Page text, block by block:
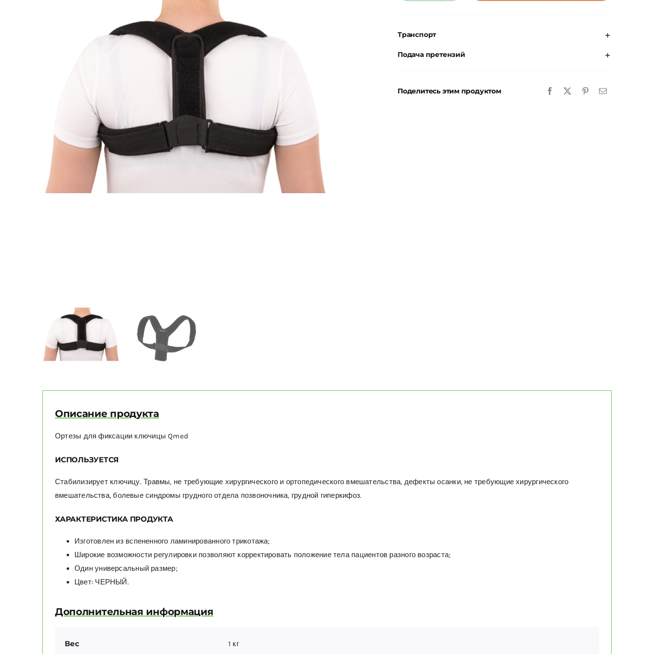
для
фиксации
Транспорт
Подача претензий
Поделитесь этим продуктом
Описание продукта
Ортезы для фиксации ключицы Qmed
ИСПОЛЬЗУЕТСЯ
Стабилизирует ключицу. Травмы, не требующие хирургического и ортопедического вмешательства, дефекты осанки, не требующие хирургического
вмешательства, болевые синдромы грудного отдела позвоночника, грудной гиперкифоз.
ХАРАКТЕРИСТИКА ПРОДУКТА
Изготовлен из вспененного ламинированного трикотажа;
Широкие возможности регулировки позволяют корректировать положение тела пациентов разного возраста;
Один универсальный размер;
Цвет: ЧЕРНЫЙ.
Дополнительная информация
Вес 1 кг